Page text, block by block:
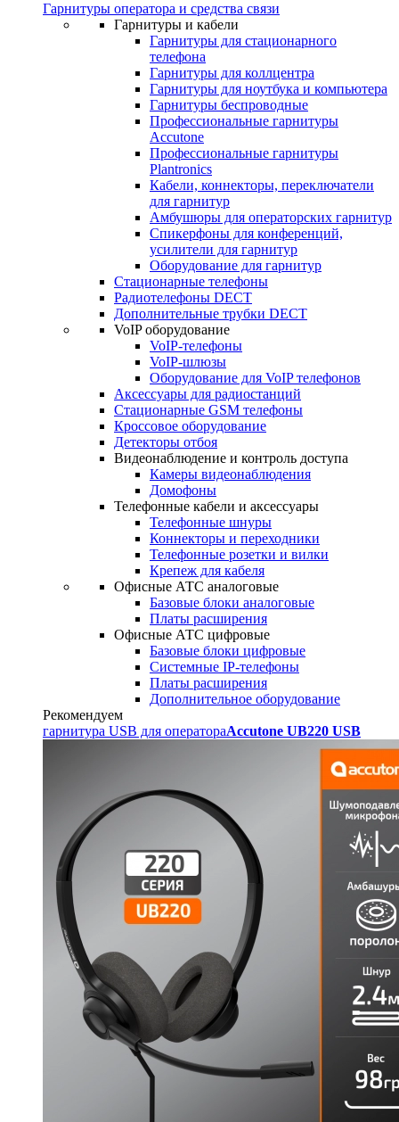
Гарнитуры оператора и средства связи
Гарнитуры и кабели
Гарнитуры для стационарного
телефона
Гарнитуры для коллцентра
Гарнитуры для ноутбука и компьютера
Гарнитуры беспроводные
Профессиональные гарнитуры
Accutone
Профессиональные гарнитуры
Plantronics
Кабели, коннекторы, переключатели
для гарнитур
Амбушюры для операторских гарнитур
Cпикерфоны для конференций,
усилители для гарнитур
Оборудование для гарнитур
Стационарные телефоны
Радиотелефоны DECT
Дополнительные трубки DECT
VoIP оборудование
VoIP-телефоны
VoIP-шлюзы
Оборудование для VoIP телефонов
Аксессуары для радиостанций
Стационарные GSM телефоны
Кроссовое оборудование
Детекторы отбоя
Видеонаблюдение и контроль доступа
Камеры видеонаблюдения
Домофоны
Телефонные кабели и аксессуары
Телефонные шнуры
Коннекторы и переходники
Телефонные розетки и вилки
Крепеж для кабеля
Офисные АТС аналоговые
Базовые блоки аналоговые
Платы расширения
Офисные АТС цифровые
Базовые блоки цифровые
Системные IP-телефоны
Платы расширения
Дополнительное оборудование
Рекомендуем
гарнитура USB для оператораAccutone UB220 USB